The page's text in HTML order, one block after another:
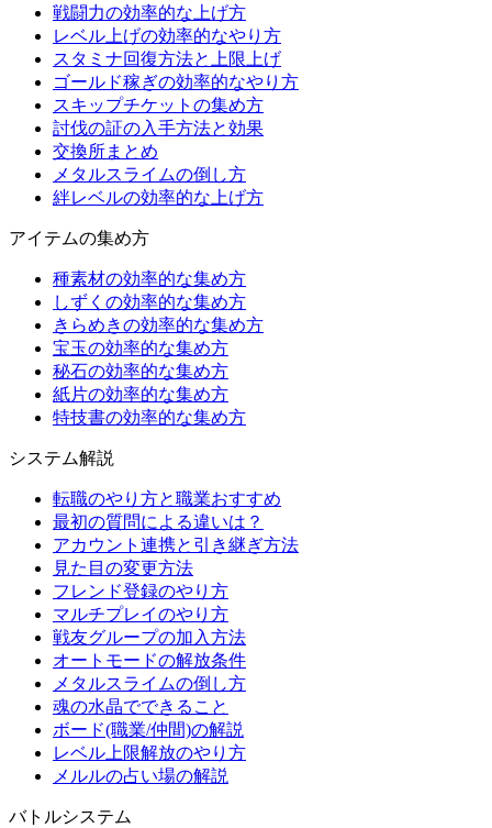
戦闘力の効率的な上げ方
レベル上げの効率的なやり方
スタミナ回復方法と上限上げ
ゴールド稼ぎの効率的なやり方
スキップチケットの集め方
討伐の証の入手方法と効果
交換所まとめ
メタルスライムの倒し方
絆レベルの効率的な上げ方
アイテムの集め方
種素材の効率的な集め方
しずくの効率的な集め方
きらめきの効率的な集め方
宝玉の効率的な集め方
秘石の効率的な集め方
紙片の効率的な集め方
特技書の効率的な集め方
システム解説
転職のやり方と職業おすすめ
最初の質問による違いは？
アカウント連携と引き継ぎ方法
見た目の変更方法
フレンド登録のやり方
マルチプレイのやり方
戦友グループの加入方法
オートモードの解放条件
メタルスライムの倒し方
魂の水晶でできること
ボード(職業/仲間)の解説
レベル上限解放のやり方
メルルの占い場の解説
バトルシステム